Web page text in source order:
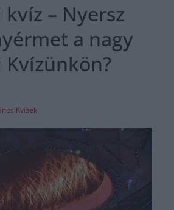
– Nyersz
a nagy
Kvízek